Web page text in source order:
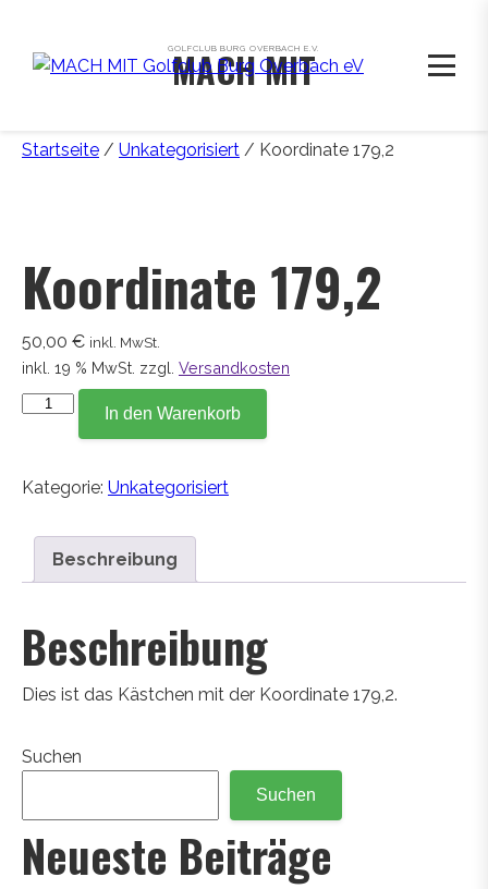
GOLFCLUB BURG OVERBACH E.V.
MACH MIT
Startseite / Unkategorisiert / Koordinate 179,2
Koordinate 179,2
50,00 € inkl. MwSt.
inkl. 19 % MwSt. zzgl. Versandkosten
Koordinate
In den Warenkorb
Kategorie: Unkategorisiert
Beschreibung
Beschreibung
Dies ist das Kästchen mit der Koordinate 179,2.
Suchen
Suchen
Neueste Beiträge